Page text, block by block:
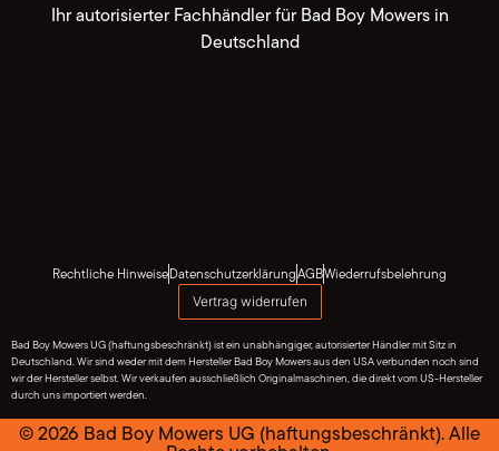
Ihr autorisierter Fachhändler für Bad Boy Mowers in
Deutschland
Rechtliche HinweiseDatenschutzerklärungAGBWiederrufsbelehrung
Vertrag widerrufen
Bad Boy Mowers UG (haftungsbeschränkt) ist ein unabhängiger, autorisierter Händler mit Sitz in
Deutschland. Wir sind weder mit dem Hersteller Bad Boy Mowers aus den USA verbunden noch sind
wir der Hersteller selbst. Wir verkaufen ausschließlich Originalmaschinen, die direkt vom US-Hersteller
durch uns importiert werden.
© 2026 Bad Boy Mowers UG (haftungsbeschränkt). Alle